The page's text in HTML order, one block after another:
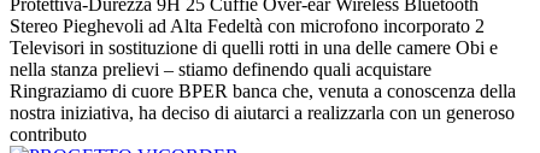
Protettiva-Durezza 9H 25 Cuffie Over-ear Wireless Bluetooth
Stereo Pieghevoli ad Alta Fedeltà con microfono incorporato 2
Televisori in sostituzione di quelli rotti in una delle camere Obi e
nella stanza prelievi – stiamo definendo quali acquistare
Ringraziamo di cuore BPER banca che, venuta a conoscenza della
nostra iniziativa, ha deciso di aiutarci a realizzarla con un generoso
contributo